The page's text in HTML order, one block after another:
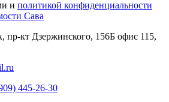
и политикой конфиденциальности
пр-кт Дзержинского, 156Б офис 115,
445-26-30